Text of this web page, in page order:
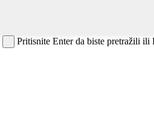
Pritisnite Enter da biste pretražili ili